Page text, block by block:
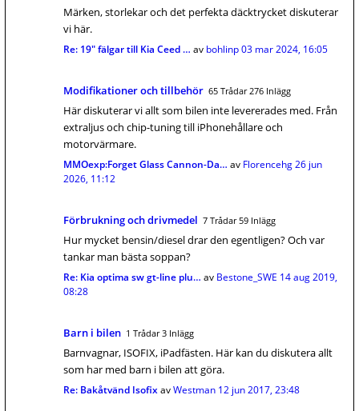
Märken, storlekar och det perfekta däcktrycket diskuterar
vi här.
Re: 19" fälgar till Kia Ceed … av bohlinp03 mar 2024, 16:05
Modifikationer och tillbehör 65 Trådar 276 Inlägg
Här diskuterar vi allt som bilen inte levererades med. Från
extraljus och chip-tuning till iPhonehållare och
motorvärmare.
MMOexp:Forget Glass Cannon-Da… av Florencehg26 jun
2026, 11:12
Förbrukning och drivmedel 7 Trådar 59 Inlägg
Hur mycket bensin/diesel drar den egentligen? Och var
tankar man bästa soppan?
Re: Kia optima sw gt-line plu… av Bestone_SWE 14 aug 2019,
08:28
Barn i bilen 1 Trådar 3 Inlägg
Barnvagnar, ISOFIX, iPadfästen. Här kan du diskutera allt
som har med barn i bilen att göra.
Re: Bakåtvänd IsofixavWestman 12 jun 2017, 23:48